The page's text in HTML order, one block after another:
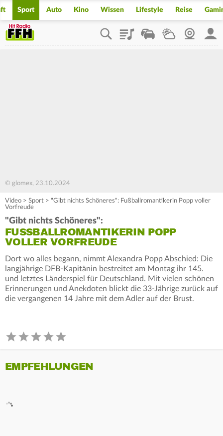
Sport Auto Kino Wissen Lifestyle Reise
PlaylistStaupilotWetterWebcam
© glomex, 23.10.2024
Video > Sport > "Gibt nichts Schöneres": Fußballromantikerin Popp voller
Vorfreude
"Gibt nichts Schöneres":
FUSSBALLROMANTIKERIN POPP V
OLLER VORFREUDE
Dort wo alles begann, nimmt Alexandra Popp Abschied: Die
langjährige DFB-Kapitänin bestreitet am Montag ihr 145.
und letztes Länderspiel für Deutschland. Mit vielen schönen
Erinnerungen und Anekdoten blickt die 33-Jährige zurück auf
die vergangenen 14 Jahre mit dem Adler auf der Brust.
EMPFEHLUNGEN